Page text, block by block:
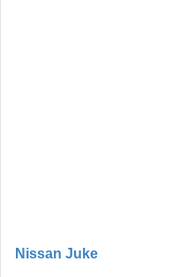
Nissan Juke